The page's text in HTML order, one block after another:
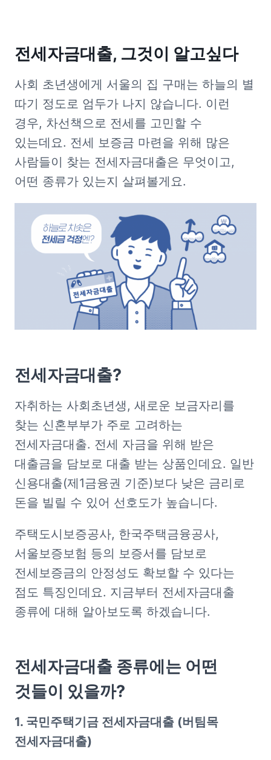
전세자금대출, 그것이 알고싶다
사회 초년생에게 서울의 집 구매는 하늘의 별
따기 정도로 엄두가 나지 않습니다. 이런
경우, 차선책으로 전세를 고민할 수
있는데요. 전세 보증금 마련을 위해 많은
사람들이 찾는 전세자금대출은 무엇이고,
어떤 종류가 있는지 살펴볼게요.
전세자금대출?
자취하는 사회초년생, 새로운 보금자리를
찾는 신혼부부가 주로 고려하는
전세자금대출. 전세 자금을 위해 받은
대출금을 담보로 대출 받는 상품인데요. 일반
신용대출(제1금융권 기준)보다 낮은 금리로
돈을 빌릴 수 있어 선호도가 높습니다.
주택도시보증공사, 한국주택금융공사,
서울보증보험 등의 보증서를 담보로
전세보증금의 안정성도 확보할 수 있다는
점도 특징인데요. 지금부터 전세자금대출
종류에 대해 알아보도록 하겠습니다.
전세자금대출 종류에는 어떤
것들이 있을까?
1. 국민주택기금 전세자금대출 (버팀목
전세자금대출)